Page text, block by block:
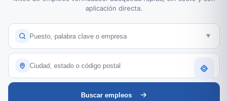
aplicación directa.
Buscar empleos